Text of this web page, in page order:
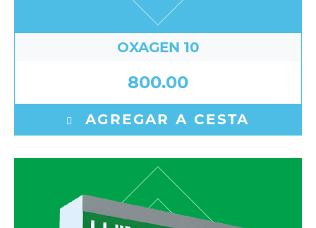
OXAGEN 10
800.00
AGREGAR A CESTA